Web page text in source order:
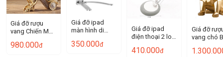
Giá đỡ rượu
vang Chiến Mã
980.000đ
Giá đỡ ipad
màn hình di
RPH077
350.000đ
Giá đỡ ipad
điện thoại 2 loại
đôi PB01
410.000đ
Giá đỡ
vang chó
XR220